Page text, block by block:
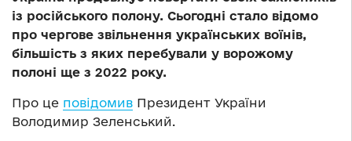
із російського полону. Сьогодні стало відомо
про чергове звільнення українських воїнів,
більшість з яких перебували у ворожому
полоні ще з 2022 року.
Про це повідомив Президент України
Володимир Зеленський.